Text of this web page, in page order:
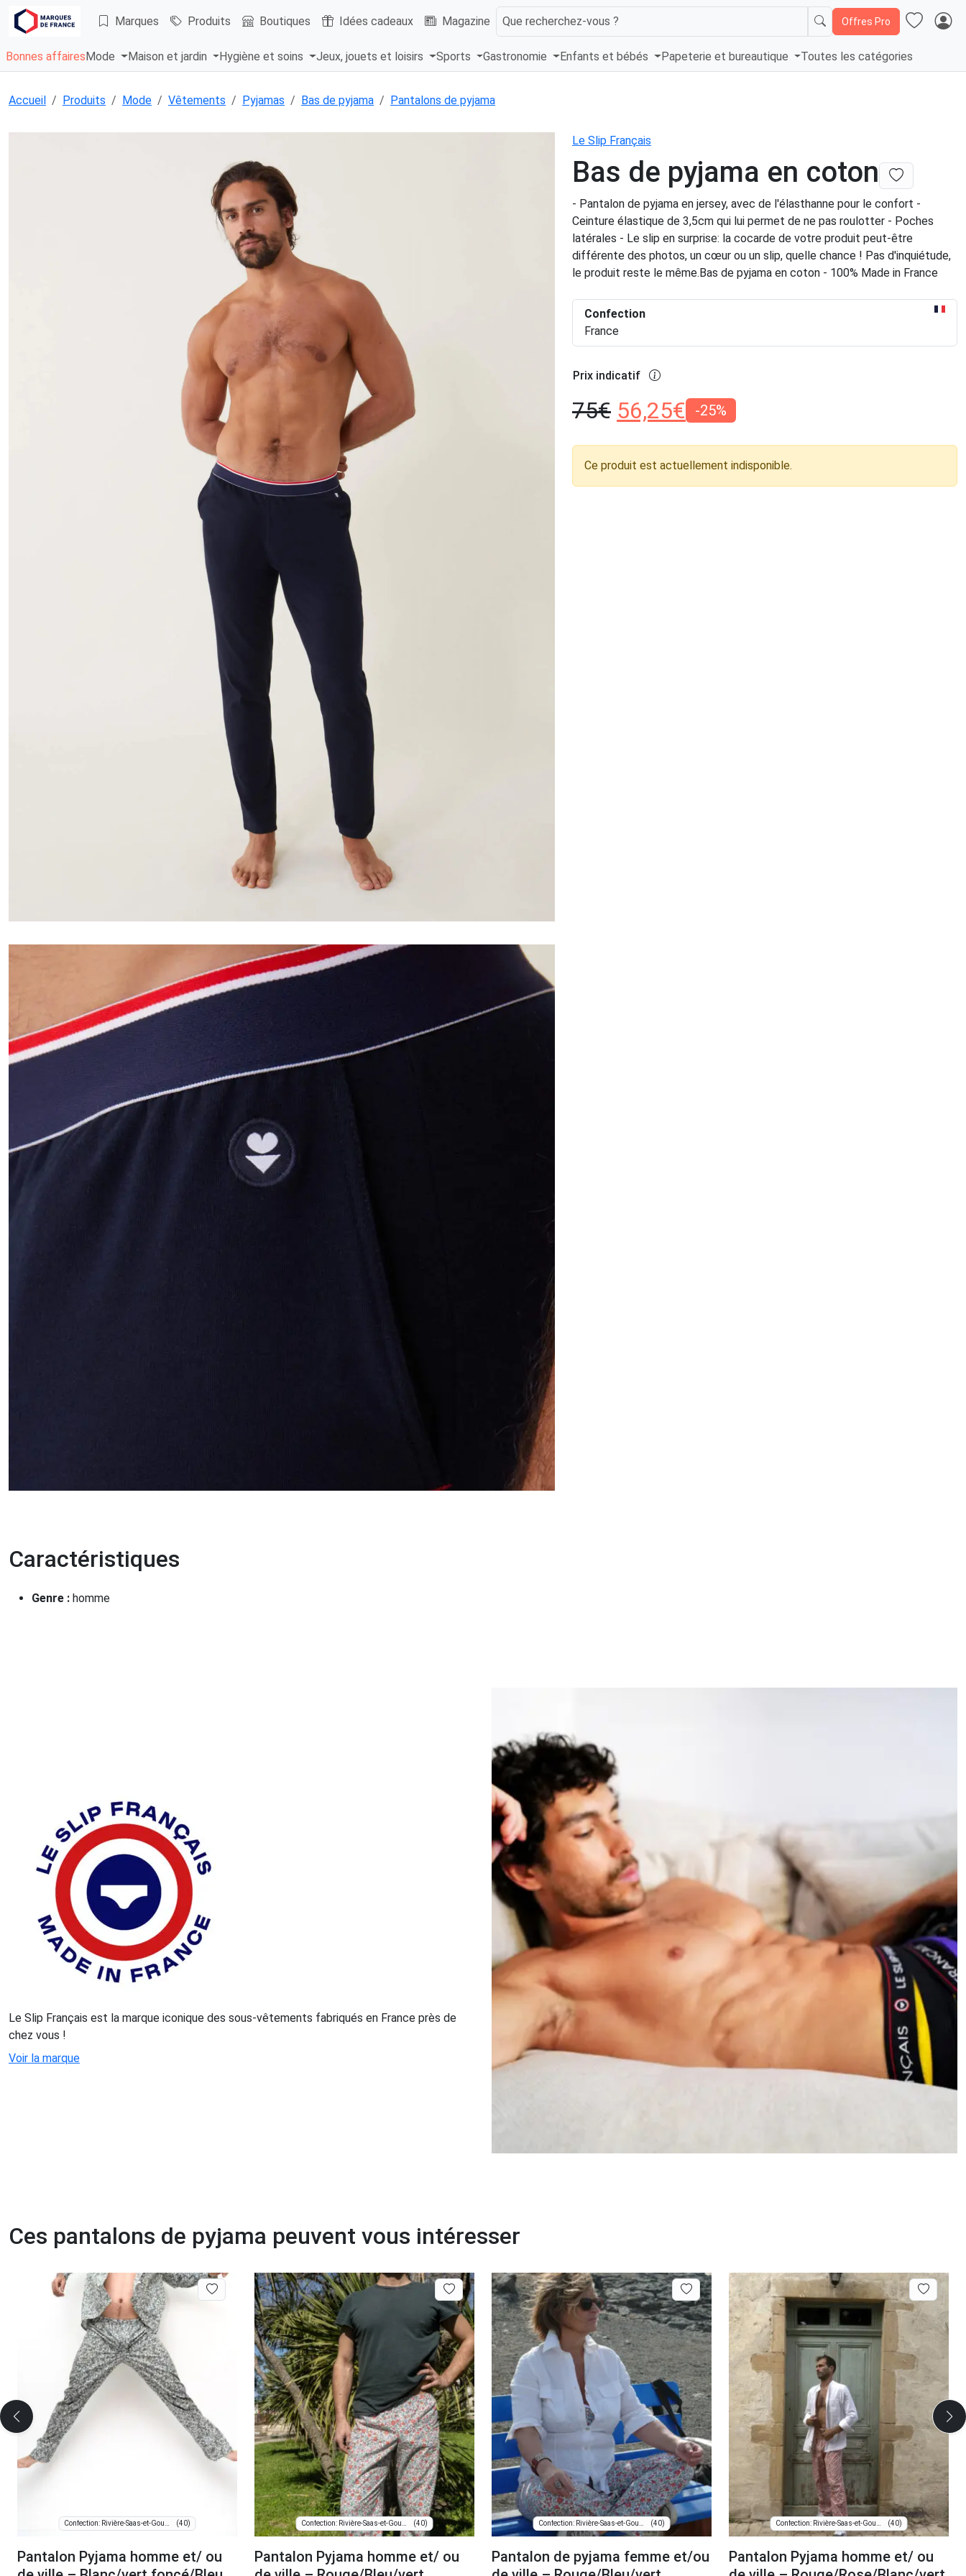
Marques Produits Boutiques Idées cadeaux Magazine Que recherchez-vous ? Offres Pro
Bonnes affaires Mode Maison et jardin Hygiène et soins Jeux, jouets et loisirs Sports Gastronomie Enfants et bébés Papeterie et bureautique Toutes les catégories
Accueil Produits Mode Vêtements Pyjamas Bas de pyjama Pantalons de pyjama
Le Slip Français
Bas de pyjama en coton
- Pantalon de pyjama en jersey, avec de l'élasthanne pour le confort -
Ceinture élastique de 3,5cm qui lui permet de ne pas roulotter - Poches
latérales - Le slip en surprise: la cocarde de votre produit peut-être
différente des photos, un cœur ou un slip, quelle chance ! Pas d'inquiétude,
le produit reste le même.Bas de pyjama en coton - 100% Made in France
Confection
France
Prix indicatif
75€ 56,25€ -25%
Ce produit est actuellement indisponible.
Caractéristiques
Genre : homme
Le Slip Français est la marque iconique des sous-vêtements fabriqués en France près de
chez vous !
Voir la marque
Ces pantalons de pyjama peuvent vous intéresser
Confection: Rivière-Saas-et-Gourby (40)
Pantalon Pyjama homme et/ ou
Confection: Rivière-Saas-et-Gourby (40)
Pantalon Pyjama homme et/ ou
Confection: Rivière-Saas-et-Gourby (40)
Pantalon de pyjama femme et/ou
Confection: Rivière-Saas-et-Gourby (40)
Pantalon Pyjama homme et/ ou